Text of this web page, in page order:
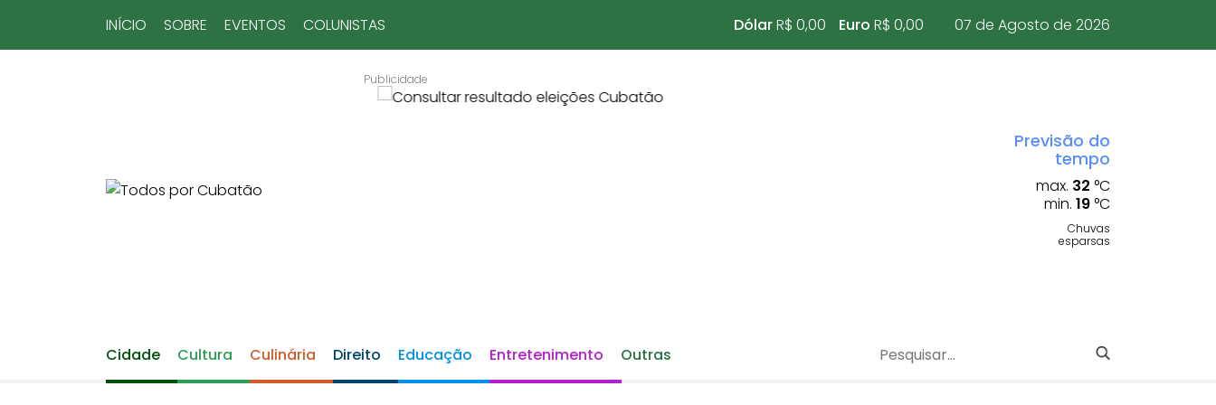
INÍCIO SOBRE EVENTOS COLUNISTAS DólarR$ 0,00 Euro R$ 0,00 07 de Agosto de 2026
Previsão do
tempo
max. 32 °C
min. 19 °C
Chuvas
esparsas
Cidade Cultura Culinária Direito Educação Entretenimento Outras